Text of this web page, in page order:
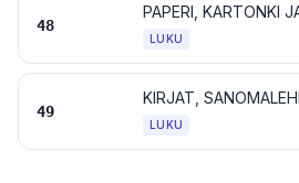
48
LUKU
49
LUKU